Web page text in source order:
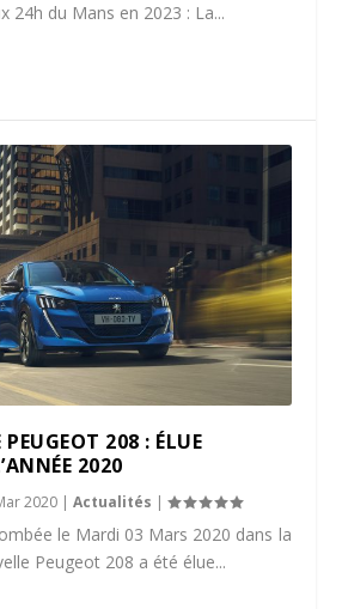
24h du Mans en 2023 : La...
208 : ÉLUE
2020
2020 |Actualités |
le Mardi 03 Mars 2020 dans la
Peugeot 208 a été élue...